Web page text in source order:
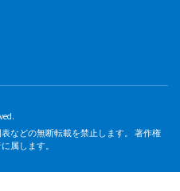
などの無断転載を禁止します。 著作権
属します。